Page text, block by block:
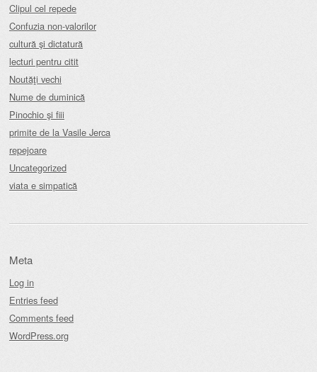
Clipul cel repede
Confuzia non-valorilor
cultură şi dictatură
lecturi pentru citit
Noutăţi vechi
Nume de duminică
Pinochio şi fiii
primite de la Vasile Jerca
repejoare
Uncategorized
viata e simpatică
Meta
Log in
Entries feed
Comments feed
WordPress.org